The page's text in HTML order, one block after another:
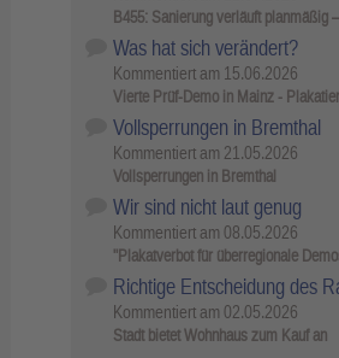
B455: Sanierung verläuft planmäßig
Was hat sich verändert?
Kommentiert am 15.06.2026
Vierte Prüf-Demo in Mainz -
Vollsperrungen in Bremthal
Kommentiert am 21.05.2026
Vollsperrungen in Bremthal
Wir sind nicht laut genug
Kommentiert am 08.05.2026
"Plakatverbot für überregionale
Richtige Entscheidung des
Kommentiert am 02.05.2026
Stadt bietet Wohnhaus zum Kauf an